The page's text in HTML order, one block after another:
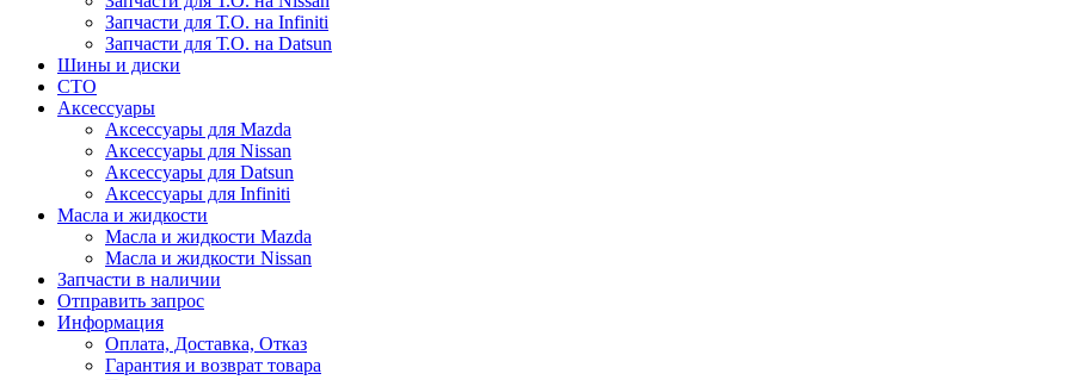
Запчасти для Т.О. на Infiniti
Запчасти для Т.О. на Datsun
Шины и диски
СТО
Аксессуары
Аксессуары для Mazda
Аксессуары для Nissan
Аксессуары для Datsun
Аксессуары для Infiniti
Масла и жидкости
Масла и жидкости Mazda
Масла и жидкости Nissan
Запчасти в наличии
Отправить запрос
Информация
Оплата, Доставка, Отказ
Гарантия и возврат товара